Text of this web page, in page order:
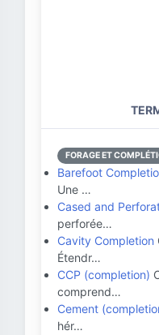
FORAGE ET
Barefoot
Une …
Cased and
perforée…
Cavity Completion
Étendr…
CCP (completion)
comprend…
Cement
hér…